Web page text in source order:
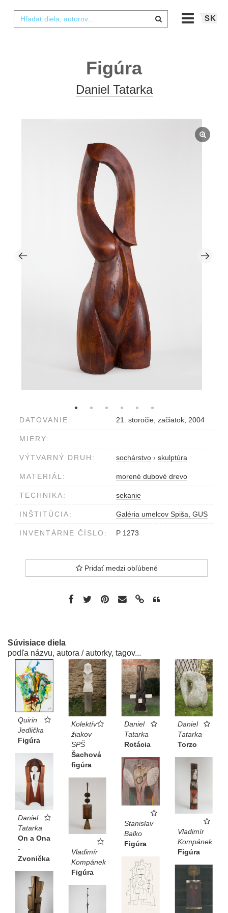
SK
Figúra
Daniel Tatarka
DATOVANIE: 21. storočie, začiatok, 2004
MIERY:
VÝTVARNÝ DRUH: sochárstvo › skulptúra
MATERIÁL: morené dubové drevo
TECHNIKA: sekanie
INŠTITÚCIA: Galéria umelcov Spiša, GUS
INVENTÁRNE ČÍSLO: P 1273
Pridať medzi obľúbené
Súvisiace diela
podľa názvu, autora / autorky, tagov...
Quirin
Jedlička
Figúra
Kolektív
žiakov
SPŠ
Šachová
figúra
Daniel
Tatarka
Rotácia
Daniel
Tatarka
Torzo
Daniel
Tatarka
On a Ona
-
Zvonička
Stanislav
Balko
Figúra
Vladimír
Kompánek
Figúra
Vladimír
Kompánek
Figúra